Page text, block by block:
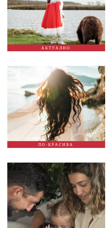
АКТУАЛНО
ПО-КРАСИВА